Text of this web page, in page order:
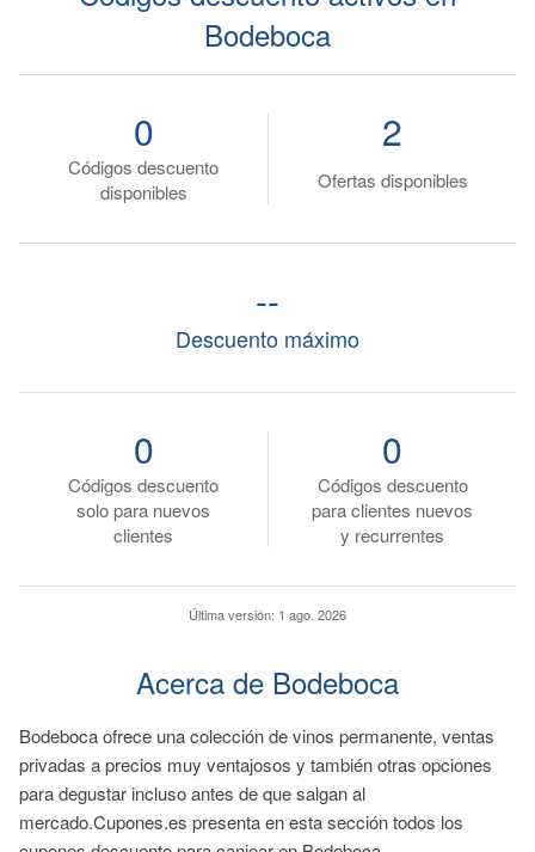
Bodeboca
Códigos descuento
disponibles
0
Ofertas disponibles
2
Descuento máximo
--
Códigos descuento
solo para nuevos
clientes
0
Códigos descuento
para clientes nuevos
y recurrentes
0
Última versión: 1 ago. 2026
Acerca de Bodeboca
Bodeboca ofrece una colección de vinos permanente, ventas
privadas a precios muy ventajosos y también otras opciones
para degustar incluso antes de que salgan al
mercado.Cupones.es presenta en esta sección todos los